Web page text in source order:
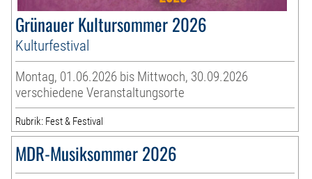
Grünauer Kultursommer 2026
Kulturfestival
Montag, 01.06.2026 bis Mittwoch, 30.09.2026
verschiedene Veranstaltungsorte
Rubrik: Fest & Festival
MDR-Musiksommer 2026